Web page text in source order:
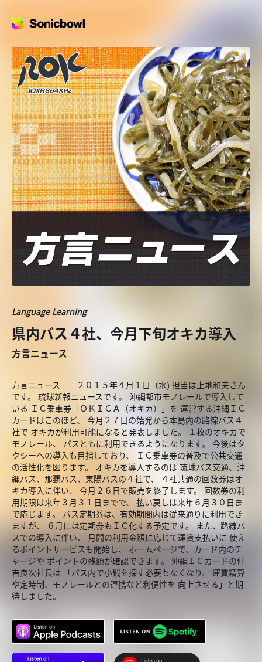
Language Learning
県内バス４社、今月下旬オキカ導入
方言ニュース
方言ニュース ２０１５年４月１日（水) 担当は上地和夫さん
です。 琉球新報ニュースです。 沖縄都市モノレールで導入して
いる ＩＣ乗車券「ＯＫＩＣＡ（オキカ）」を 運営する沖縄ＩＣ
カードはこのほど、 今月２７日の始発から本島内の路線バス４
社で オキカが利用可能になると発表しました。 １枚のオキカで
モノレール、 バスともに利用できるようになります。 今後はタ
クシーへの導入も目指しており、 ＩＣ乗車券の普及で公共交通
の活性化を図ります。 オキカを導入するのは 琉球バス交通、沖
縄バス、那覇バス、東陽バスの４社で、 ４社共通の回数券はオ
キカ導入に伴い、 今月２６日で販売を終了します。 回数券の利
用期限は来年３月３１日までで、 払い戻しは来年６月３０日ま
で応じます。 バス定期券は、有効期間内は従来通りに利用でき
ますが、 ６月には定期券もＩＣ化する予定です。 また、路線バ
スでの導入に伴い、 月間の利用金額に応じて運賃支払いに 使え
るポイントサービスも開始し、 ホームページで、カード内のチ
ャージや ポイントの残額が確認できます。 沖縄ＩＣカードの仲
吉良次社長は 「バス内で小銭を探す必要もなくなり、 運賃精算
や定時制、モノレールとの連携など利便性を 向上させる」と期
待しました。